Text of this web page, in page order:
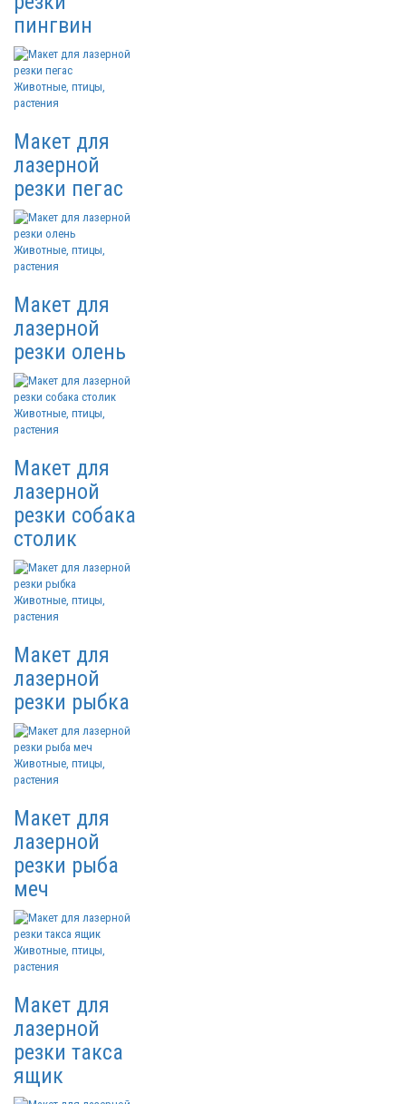
пингвин
Животные, птицы,
растения
Макет для
лазерной
резки пегас
Животные, птицы,
растения
Макет для
лазерной
резки олень
Животные, птицы,
растения
Макет для
лазерной
резки собака
столик
Животные, птицы,
растения
Макет для
лазерной
резки рыбка
Животные, птицы,
растения
Макет для
лазерной
резки рыба
меч
Животные, птицы,
растения
Макет для
лазерной
резки такса
ящик